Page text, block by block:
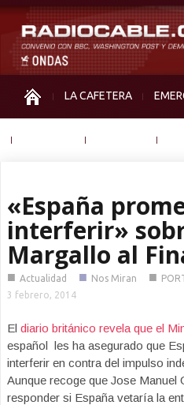
LA CAFETERA
«España
interferir»
Margallo al
■ Actualidad ■ Nos Miran ■
3 febrero, 2014
El diario británico revela que el
español les ha asegurado que
interferir en contra del impulso
Aunque recoge que Jose Manuel
responder si España vetaría la